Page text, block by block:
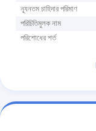
ন্যূনতম চাহিদার পরিমাণ
পরিচিতিমুলক নাম
পরিশোধের শর্ত